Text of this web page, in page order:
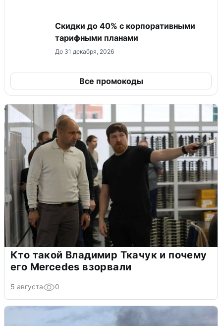
Скидки до 40% с корпоративными
тарифными планами
До 31 декабря, 2026
Все промокоды
Кто такой Владимир Ткачук и почему
его Mercedes взорвали
5 августа 0